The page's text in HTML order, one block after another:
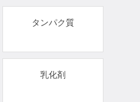
タンパク質
乳化剤